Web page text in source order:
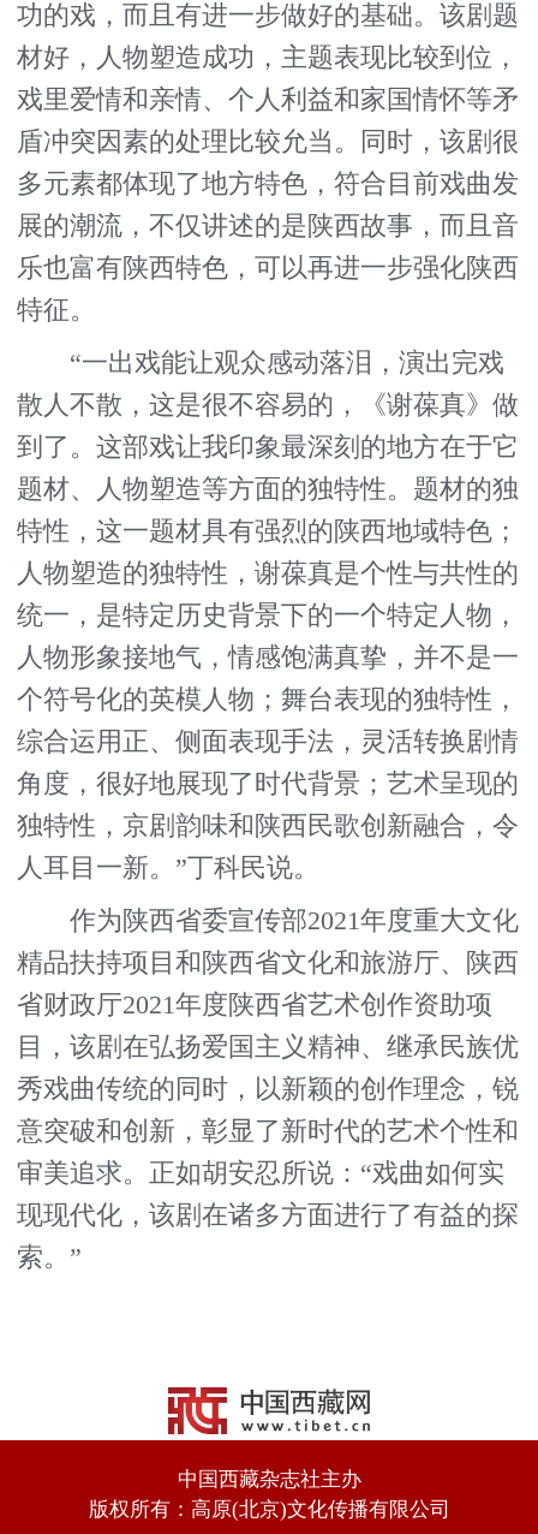
功的戏，而且有进一步做好的基础。该剧题
材好，人物塑造成功，主题表现比较到位，
戏里爱情和亲情、个人利益和家国情怀等矛
盾冲突因素的处理比较允当。同时，该剧很
多元素都体现了地方特色，符合目前戏曲发
展的潮流，不仅讲述的是陕西故事，而且音
乐也富有陕西特色，可以再进一步强化陕西
特征。
“一出戏能让观众感动落泪，演出完戏
散人不散，这是很不容易的，《谢葆真》做
到了。这部戏让我印象最深刻的地方在于它
题材、人物塑造等方面的独特性。题材的独
特性，这一题材具有强烈的陕西地域特色；
人物塑造的独特性，谢葆真是个性与共性的
统一，是特定历史背景下的一个特定人物，
人物形象接地气，情感饱满真挚，并不是一
个符号化的英模人物；舞台表现的独特性，
综合运用正、侧面表现手法，灵活转换剧情
角度，很好地展现了时代背景；艺术呈现的
独特性，京剧韵味和陕西民歌创新融合，令
人耳目一新。”丁科民说。
作为陕西省委宣传部2021年度重大文化
精品扶持项目和陕西省文化和旅游厅、陕西
省财政厅2021年度陕西省艺术创作资助项
目，该剧在弘扬爱国主义精神、继承民族优
秀戏曲传统的同时，以新颖的创作理念，锐
意突破和创新，彰显了新时代的艺术个性和
审美追求。正如胡安忍所说：“戏曲如何实
现现代化，该剧在诸多方面进行了有益的探
索。”
中国西藏杂志社主办
版权所有：高原(北京)文化传播有限公司